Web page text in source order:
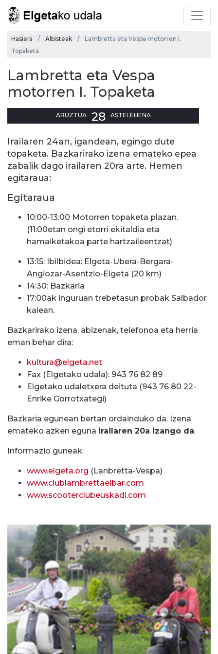
Hasiera Albisteak
Lambretta eta Vespa motorren I.
Topaketa
Lambretta eta Vespa
motorren I. Topaketa
ABUZTUA 28 ASTELEHENA
Irailaren 24an, igandean, egingo dute
topaketa. Bazkarirako izena emateko epea
zabalik dago irailaren 20ra arte. Hemen
egitaraua:
Egitaraua
10:00-13:00 Motorren topaketa plazan.
(11:00etan ongi etorri ekitaldia eta
hamaiketakoa parte hartzaileentzat)
13:15: Ibilbidea: Elgeta-Ubera-Bergara-
Angiozar-Asentzio-Elgeta (20 km)
14:30: Bazkaria
17:00ak inguruan trebetasun probak Salbador
kalean.
Bazkarirako izena, abizenak, telefonoa eta herria
eman behar dira:
kultura@elgeta.net
Fax (Elgetako udala): 943 76 82 89
Elgetako udaletxera deituta (943 76 80 22-
Enrike Gorrotxategi)
Bazkaria egunean bertan ordainduko da. Izena
emateko azken eguna irailaren 20a izango da.
Informazio guneak:
www.elgeta.org (Lanbretta-Vespa)
www.clublambrettaeibar.com
www.scooterclubeuskadi.com